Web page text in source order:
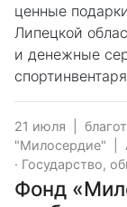
ценные
Липецкой
и денежные
21 июля
"Милосердие"
· Государство,
Фонд